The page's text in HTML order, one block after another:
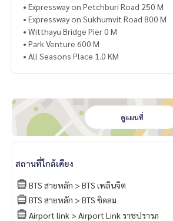
• Expressway on Petchburi Road 250 M
• Expressway on Sukhumvit Road 800 M
• Witthayu Bridge Pier 0 M
• Park Venture 600 M
• All Seasons Place 1.0 KM
ดูแผนที่
สถานที่ใกล้เคียง
BTS สายหลัก > BTS เพลินจิต
BTS สายหลัก > BTS ชิดลม
Airport link > Airport Link ราชปรารภ